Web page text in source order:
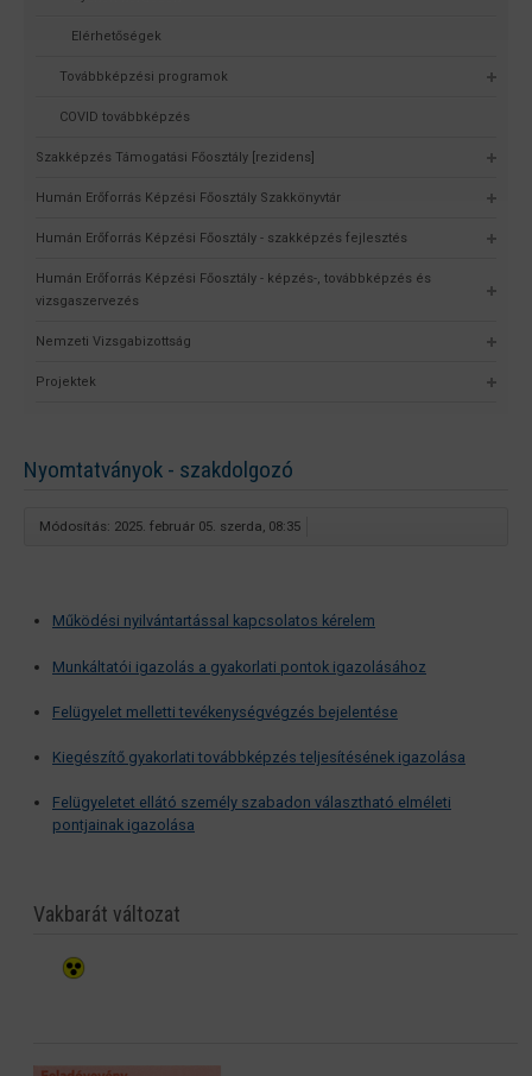
Elérhetőségek
Továbbképzési programok
COVID továbbképzés
Szakképzés Támogatási Főosztály [rezidens]
Humán Erőforrás Képzési Főosztály Szakkönyvtár
Humán Erőforrás Képzési Főosztály - szakképzés fejlesztés
Humán Erőforrás Képzési Főosztály - képzés-, továbbképzés és
vizsgaszervezés
Nemzeti Vizsgabizottság
Projektek
Nyomtatványok - szakdolgozó
Módosítás: 2025. február 05. szerda, 08:35
Működési nyilvántartással kapcsolatos kérelem
Munkáltatói igazolás a gyakorlati pontok igazolásához
Felügyelet melletti tevékenységvégzés bejelentése
Kiegészítő gyakorlati továbbképzés teljesítésének igazolása
Felügyeletet ellátó személy szabadon választható elméleti
pontjainak igazolása
Vakbarát változat